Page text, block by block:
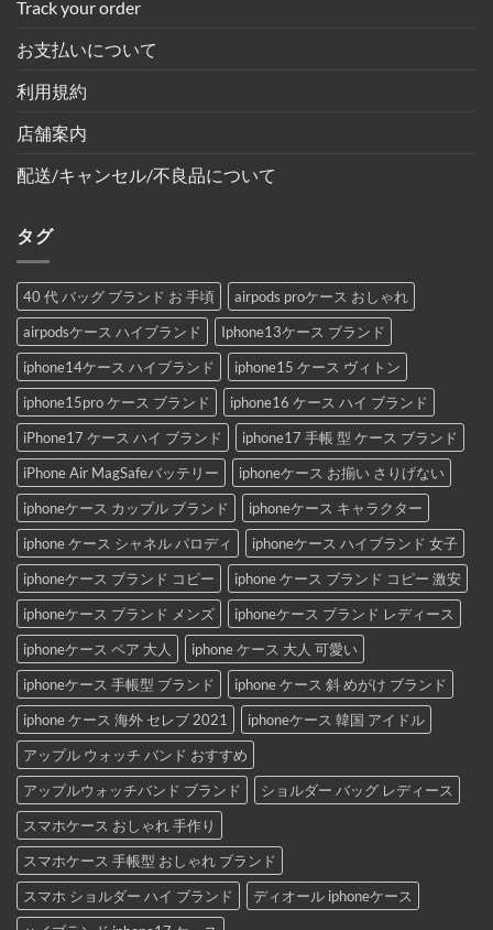
Track your order
お支払いについて
利用規約
店舗案内
配送/キャンセル/不良品について
タグ
40 代 バッグ ブランド お 手頃
airpods proケース おしゃれ
airpodsケース ハイブランド
Iphone13ケース ブランド
iphone14ケース ハイブランド
iphone15 ケース ヴィトン
iphone15pro ケース ブランド
iphone16 ケース ハイ ブランド
iPhone17 ケース ハイ ブランド
iphone17 手帳 型 ケース ブランド
iPhone Air MagSafeバッテリー
iphoneケース お揃い さりげない
iphoneケース カップル ブランド
iphoneケース キャラクター
iphone ケース シャネル パロディ
iphoneケース ハイブランド 女子
iphoneケース ブランド コピー
iphone ケース ブランド コピー 激安
iphoneケース ブランド メンズ
iphoneケース ブランド レディース
iphoneケース ペア 大人
iphone ケース 大人 可愛い
iphoneケース 手帳型 ブランド
iphone ケース 斜 めがけ ブランド
iphone ケース 海外 セレブ 2021
iphoneケース 韓国 アイドル
アップル ウォッチ バンド おすすめ
アップルウォッチバンド ブランド
ショルダー バッグ レディース
スマホケース おしゃれ 手作り
スマホケース 手帳型 おしゃれ ブランド
スマホ ショルダー ハイ ブランド
ディオール iphoneケース